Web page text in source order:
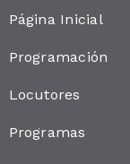
Página Inicial
Programación
Locutores
Programas